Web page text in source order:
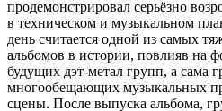
продемонстрировал серьёзно
в техническом и музыкальном
день считается одной из самых
альбомов в истории, повлияв на
будущих дэт-метал групп, а сама
многообещающих музыкальных
сцены. После выпуска альбома,